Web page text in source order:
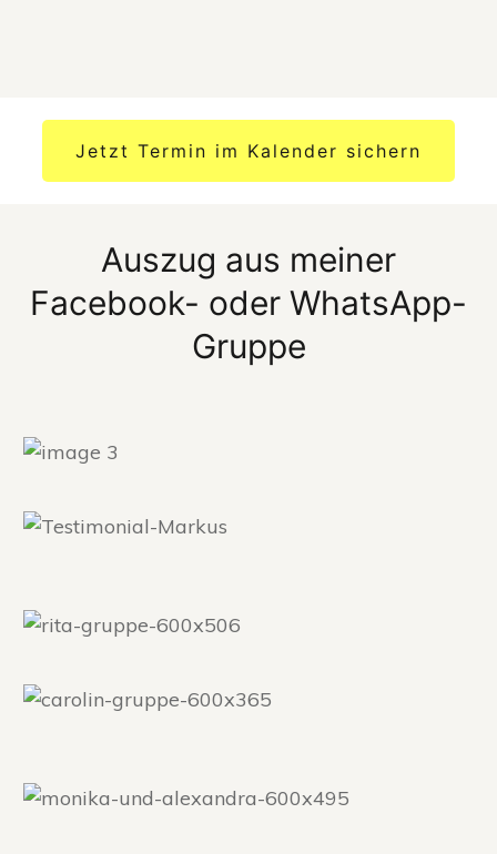
Jetzt Termin im Kalender sichern
Auszug aus meiner
Facebook- oder WhatsApp-
Gruppe